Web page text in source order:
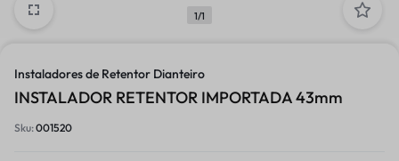
1/1
Instaladores de Retentor Dianteiro
INSTALADOR RETENTOR IMPORTADA 43mm
Sku:001520